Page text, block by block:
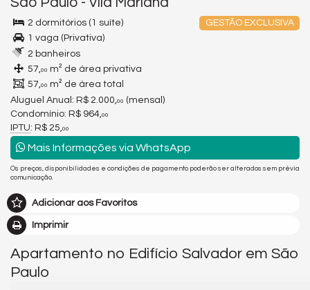
GESTÃO EXCLUSIVA
2 dormitórios (1 suíte)
1 vaga (Privativa)
2 banheiros
57,00 m² de área privativa
57,00 m² de área total
Aluguel Anual: R$ 2.000,00 (mensal)
Condomínio: R$ 964,00
IPTU: R$ 25,00
Mais Informações via WhatsApp
Os preços, disponibilidades e condições de pagamento poderão ser alterados sem prévia
comunicação.
Adicionar aos Favoritos
Imprimir
Apartamento no Edifício Salvador em São
Paulo